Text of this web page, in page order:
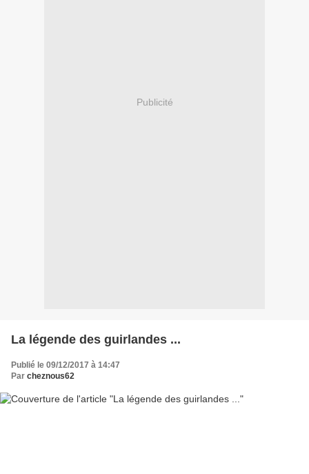
Publicité
La légende des guirlandes ...
Publié le 09/12/2017 à 14:47
Par cheznous62